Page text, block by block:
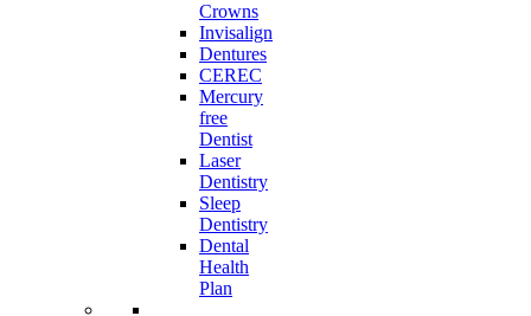
Crowns
Invisalign
Dentures
CEREC
Mercury
free
Dentist
Laser
Dentistry
Sleep
Dentistry
Dental
Health
Plan